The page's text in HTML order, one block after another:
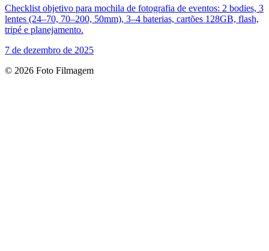
Checklist objetivo para mochila de fotografia de eventos: 2 bodies, 3
lentes (24–70, 70–200, 50mm), 3–4 baterias, cartões 128GB, flash,
tripé e planejamento.
7 de dezembro de 2025
© 2026 Foto Filmagem